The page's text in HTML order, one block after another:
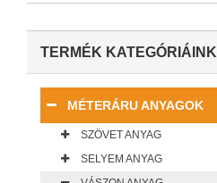
TERMÉK KATEGÓRIÁINK
MÉTERÁRU ANYAGOK
SZÖVET ANYAG
SELYEM ANYAG